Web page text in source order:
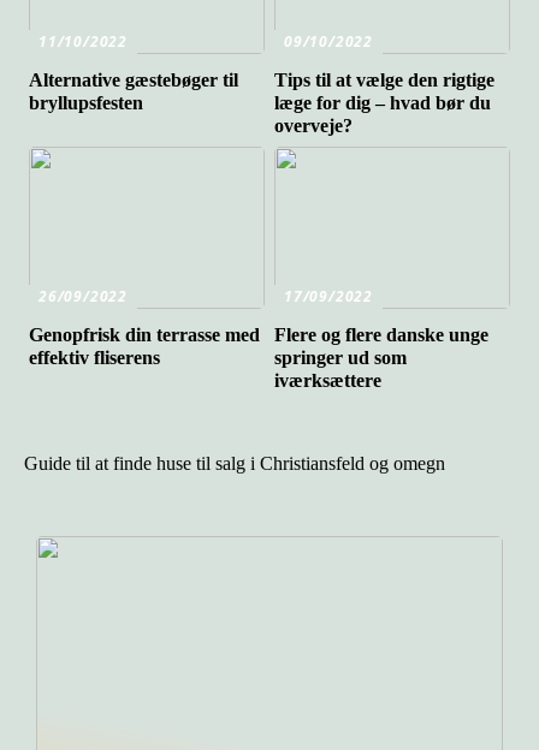
11/10/2022
Alternative gæstebøger til
bryllupsfesten
09/10/2022
Tips til at vælge den rigtige
læge for dig – hvad bør du
overveje?
26/09/2022
Genopfrisk din terrasse med
effektiv fliserens
17/09/2022
Flere og flere danske unge
springer ud som
iværksættere
Guide til at finde huse til salg i Christiansfeld og omegn